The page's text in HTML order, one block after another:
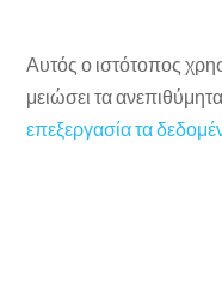
Αυτός ο ιστότοπος
μειώσει τα
επεξεργασία τα